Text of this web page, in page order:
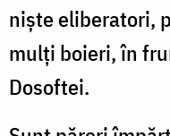
niște eliberatori,
mulți boieri, în
Dosoftei.